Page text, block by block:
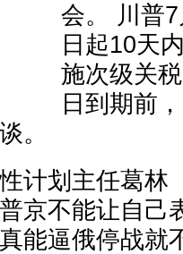
会。 川普
日起10天
施次级关
日到期前
。
计划主任葛林
京不能让自己
能逼俄停战就